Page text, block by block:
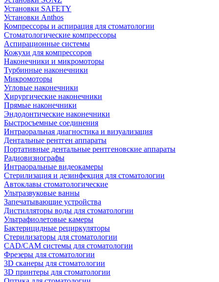
Установки SAFETY
Установки Anthos
Компрессоры и аспирация для стоматологии
Стоматологические компрессоры
Аспирационные системы
Кожухи для компрессоров
Наконечники и микромоторы
Турбинные наконечники
Микромоторы
Угловые наконечники
Хирургические наконечники
Прямые наконечники
Эндодонтические наконечники
Быстросъемные соединения
Интраоральная диагностика и визуализация
Дентальные рентген аппараты
Портативные дентальные рентгеновские аппараты
Радиовизиографы
Интраоральные видеокамеры
Стерилизация и дезинфекция для стоматологии
Автоклавы стоматологические
Ультразвуковые ванны
Запечатывающие устройства
Дистилляторы воды для стоматологии
Ультрафиолетовые камеры
Бактерицидные рециркуляторы
Стерилизаторы для стоматологии
CAD/CAM системы для стоматологии
Фрезеры для стоматологии
3D cканеры для стоматологии
3D принтеры для стоматологии